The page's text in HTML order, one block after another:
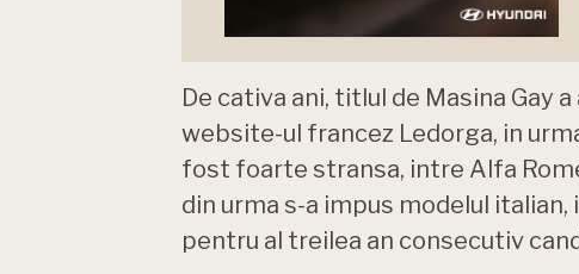
De cativa ani, titlul de Masina Gay
website-ul francez Ledorga, in
fost foarte stransa, intre Alfa
din urma s-a impus modelul
pentru al treilea an consecutiv